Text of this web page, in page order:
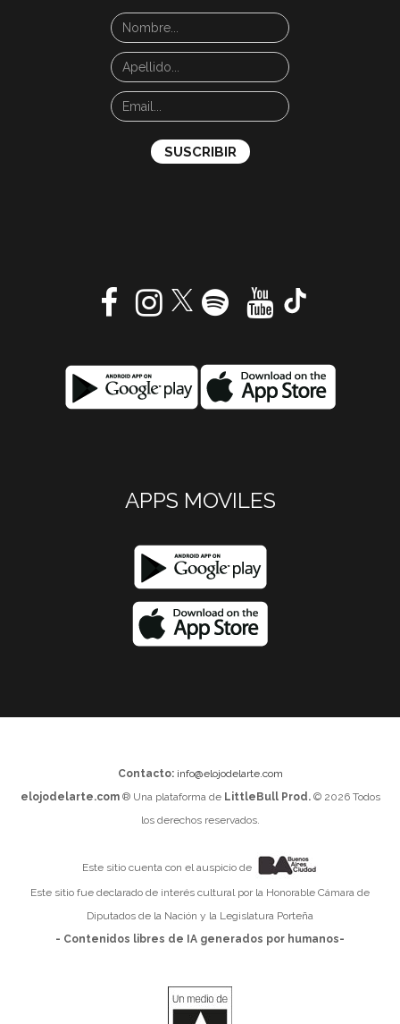
APPS MOVILES
Contacto: info@elojodelarte.com
elojodelarte.com® Una plataforma de LittleBull Prod.© 2026 Todos
los derechos reservados.
Este sitio cuenta con el auspicio de
Este sitio fue declarado de interés cultural por la Honorable Cámara de
Diputados de la Nación y la Legislatura Porteña
- Contenidos libres de IA generados por humanos-